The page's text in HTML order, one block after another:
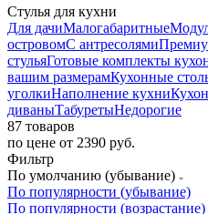
Стулья для кухни
Для дачиМалогабаритные
островомС антресолями
стульяГотовые комплекты
вашим размерамКухонные
уголкиНаполнение кухни
диваныТабуретыНедорогие
87 товаров
по цене от 2390 руб.
Фильтр
По умолчанию (убывание)
По популярности (убывание)
По популярности (возрастание)